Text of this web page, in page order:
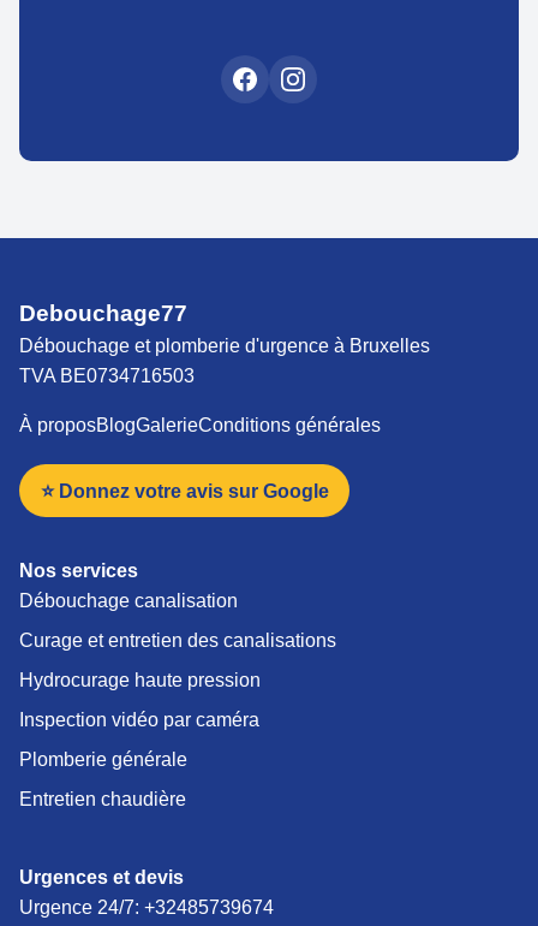
Debouchage77
Débouchage et plomberie d'urgence à Bruxelles
TVA BE0734716503
À proposBlogGalerieConditions générales
⭐ Donnez votre avis sur Google
Nos services
Débouchage canalisation
Curage et entretien des canalisations
Hydrocurage haute pression
Inspection vidéo par caméra
Plomberie générale
Entretien chaudière
Urgences et devis
Urgence 24/7: +32485739674